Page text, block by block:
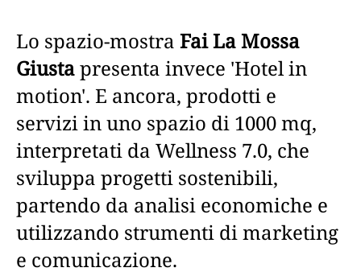
Lo spazio-mostra Fai La Mossa
Giustapresenta invece 'Hotel in
motion'. E ancora, prodotti e
servizi in uno spazio di 1000 mq,
interpretati da Wellness 7.0, che
sviluppa progetti sostenibili,
partendo da analisi economiche e
utilizzando strumenti di marketing
e comunicazione.